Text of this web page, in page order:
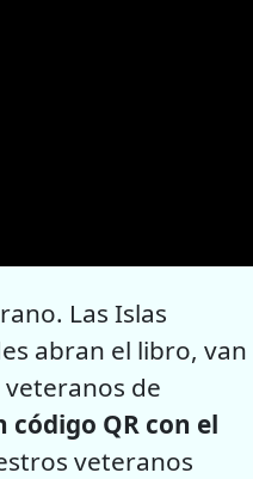
Las Islas
abran el libro, van
de
código QR con el
veteranos